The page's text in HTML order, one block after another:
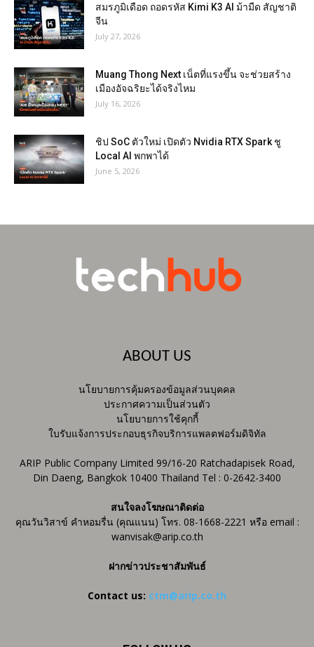
สมรภูมิเดือด ถอดรหัส Kimi K3 AI ม้ามืด สัญชาติ
จีน
July 27, 2026
Muang Thong Next เน็ตที่แรงขึ้น จะช่วยสร้าง
เมืองอัจฉริยะได้จริงไหม
July 16, 2026
ชิป SoC ตัวใหม่ เปิดตัว Nvidia RTX Spark ชู
Local AI พกพาได้
June 5, 2026
ABOUT US
นโยบายการคุ้มครองข้อมูลส่วนบุคคล
ประกาศความเป็นส่วนตัว
นโยบายการใช้คุกกี้
ใบรับแจ้งการประกอบธุรกิจบริการแพลตฟอร์มดิจิทัล
ARIP Public Company Limited 99/16-20 Ratchadapisek Road,
Din Daeng, Bangkok 10400 Thailand Tel : 0-2642-3400
สนใจลงโฆษณาติดต่อ
คุณวันวิสาข์ คำหอมรื่น (คุณแนน) โทร. 08-1668-2221 หรือ email :
wanvisak@arip.co.th
ฝากข่าวประชาสัมพันธ์
Contact us: ctm@arip.co.th